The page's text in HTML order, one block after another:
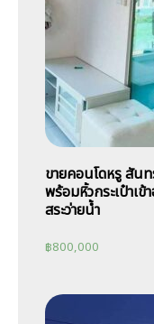
ขายคอนโดหรู สัน
พร้อมหิ้วกระเป๋าเ
สระว่ายน้ำ
฿800,000